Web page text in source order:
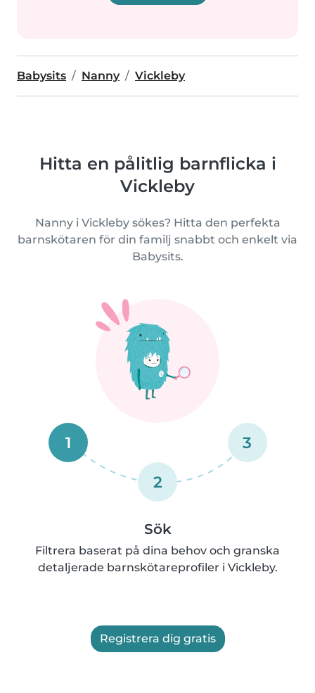
Babysits Nanny Vickleby
Hitta en pålitlig barnflicka i
Vickleby
Nanny i Vickleby sökes? Hitta den perfekta
barnskötaren för din familj snabbt och enkelt via
Babysits.
1
2
3
Sök
Filtrera baserat på dina behov och granska
detaljerade barnskötareprofiler i Vickleby.
Registrera dig gratis